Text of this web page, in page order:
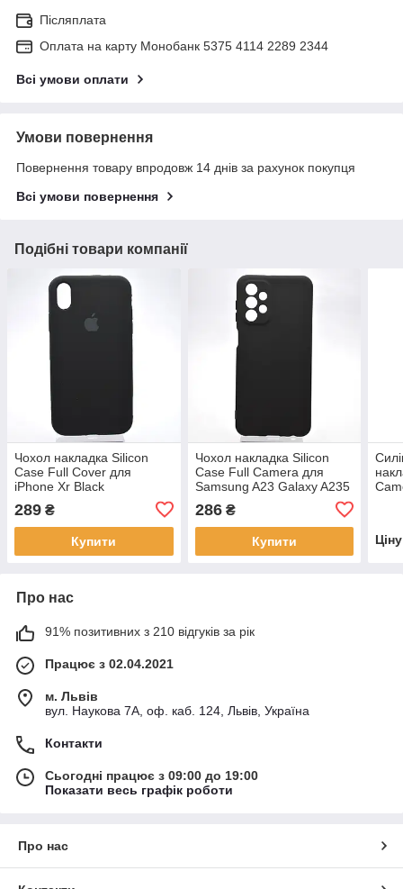
Післяплата
Оплата на карту Монобанк 5375 4114 2289 2344
Всі умови оплати
Умови повернення
Повернення товару впродовж 14 днів за рахунок покупця
Всі умови повернення
Подібні товари компанії
Чохол накладка Silicon
Case Full Cover для
iPhone Xr Black
289 ₴
Купити
Чохол накладка Silicon
Case Full Camera для
Samsung A23 Galaxy A235
286₴
Купити
Про нас
91% позитивних з 210 відгуків за рік
Працює з 02.04.2021
м. Львів
вул. Наукова 7А, оф. каб. 124, Львів, Україна
Контакти
Сьогодні працює з 09:00 до 19:00
Показати весь графік роботи
Про нас